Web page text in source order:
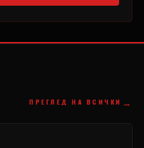
ПРЕГЛЕД НА ВСИЧКИ →